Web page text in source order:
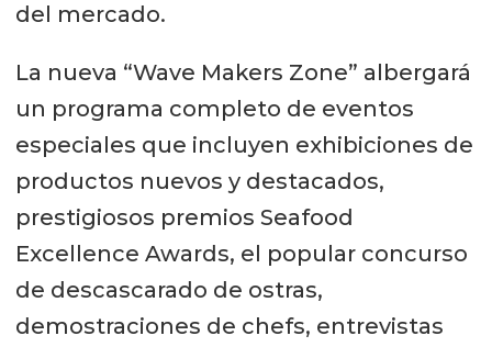
del mercado.
La nueva “Wave Makers Zone” albergará
un programa completo de eventos
especiales que incluyen exhibiciones de
productos nuevos y destacados,
prestigiosos premios Seafood
Excellence Awards, el popular concurso
de descascarado de ostras,
demostraciones de chefs, entrevistas